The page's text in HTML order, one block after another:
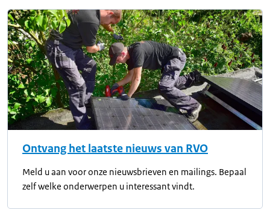
Ontvang het laatste nieuws van RVO
Meld u aan voor onze nieuwsbrieven en mailings. Bepaal
zelf welke onderwerpen u interessant vindt.